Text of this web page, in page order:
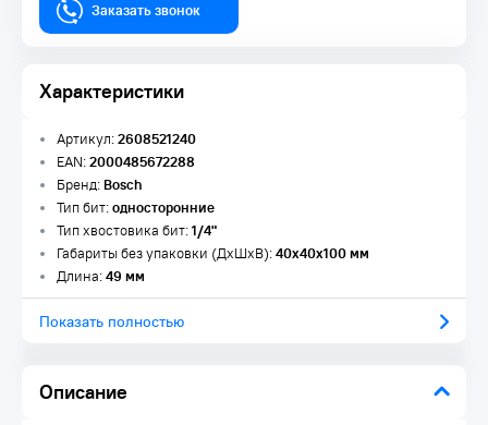
Заказать звонок
Характеристики
Описание
Артикул:2608521240
EAN:2000485672288
Бренд:Bosch
Тип бит:односторонние
Тип хвостовика бит:1/4"
Габариты без упаковки (ДxШxВ):40х40х100 мм
Длина:49 мм
Показать полностью